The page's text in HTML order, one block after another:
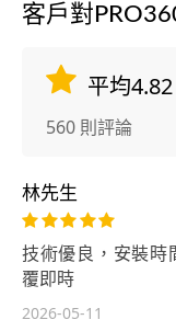
客戶對
平均4.82
560 則評論
林先生
技術優良，安裝時
覆即時
2026-05-11